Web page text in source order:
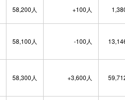
58,200人 +100人
58,100人 -100人
58,300人 +3,600人